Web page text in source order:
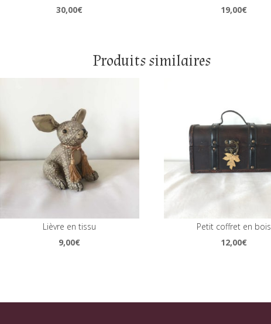
30,00€ 19,00€
Produits similaires
Lièvre en tissu
9,00€
Petit coffret en bois
12,00€